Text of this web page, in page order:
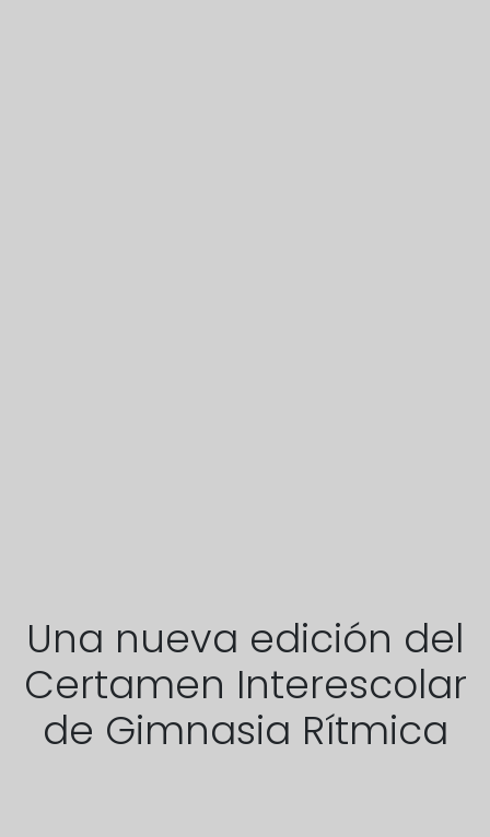
Una nueva edición del
Certamen Interescolar
de Gimnasia Rítmica